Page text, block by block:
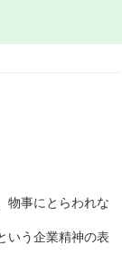
物事にとらわれな
いう企業精神の表